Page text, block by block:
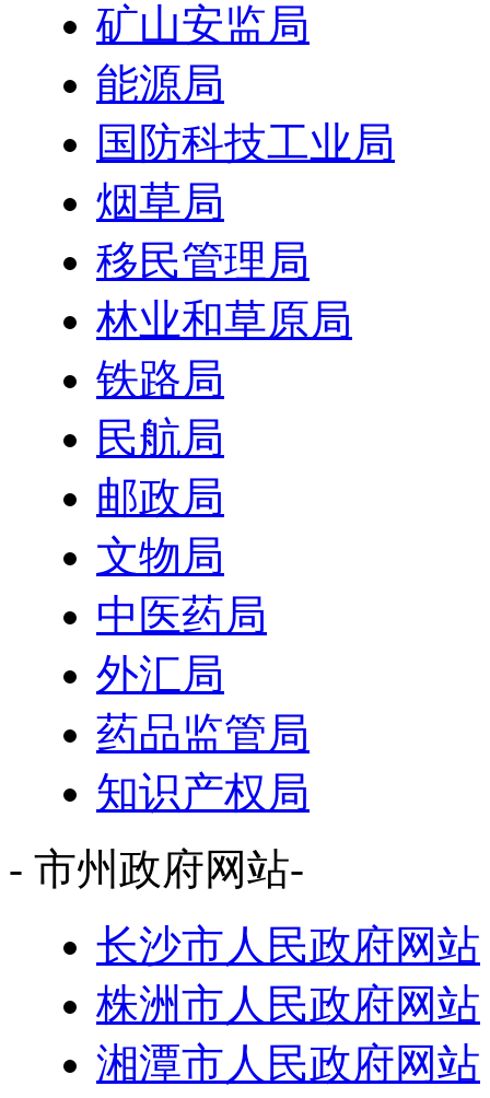
矿山安监局
能源局
国防科技工业局
烟草局
移民管理局
林业和草原局
铁路局
民航局
邮政局
文物局
中医药局
外汇局
药品监管局
知识产权局
- 市州政府网站-
长沙市人民政府网站
株洲市人民政府网站
湘潭市人民政府网站